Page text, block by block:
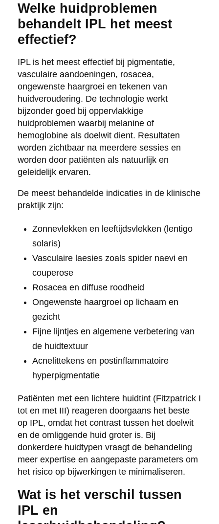
Welke huidproblemen
behandelt IPL het meest
effectief?
IPL is het meest effectief bij pigmentatie,
vasculaire aandoeningen, rosacea,
ongewenste haargroei en tekenen van
huidveroudering. De technologie werkt
bijzonder goed bij oppervlakkige
huidproblemen waarbij melanine of
hemoglobine als doelwit dient. Resultaten
worden zichtbaar na meerdere sessies en
worden door patiënten als natuurlijk en
geleidelijk ervaren.
De meest behandelde indicaties in de klinische
praktijk zijn:
Zonnevlekken en leeftijdsvlekken (lentigo
solaris)
Vasculaire laesies zoals spider naevi en
couperose
Rosacea en diffuse roodheid
Ongewenste haargroei op lichaam en
gezicht
Fijne lijntjes en algemene verbetering van
de huidtextuur
Acnelittekens en postinflammatoire
hyperpigmentatie
Patiënten met een lichtere huidtint (Fitzpatrick I
tot en met III) reageren doorgaans het beste
op IPL, omdat het contrast tussen het doelwit
en de omliggende huid groter is. Bij
donkerdere huidtypen vraagt de behandeling
meer expertise en aangepaste parameters om
het risico op bijwerkingen te minimaliseren.
Wat is het verschil tussen
IPL en